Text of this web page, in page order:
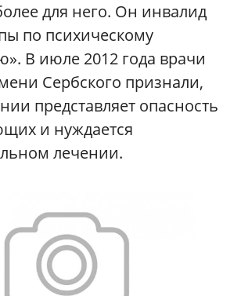
для него. Он инвалид
по психическому
В июле 2012 года врачи
Сербского признали,
представляет опасность
и нуждается
лечении.